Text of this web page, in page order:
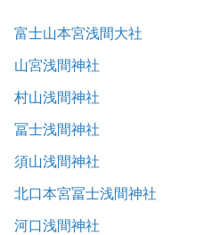
富士山本宮浅間大社
山宮浅間神社
村山浅間神社
冨士浅間神社
須山浅間神社
北口本宮冨士浅間神社
河口浅間神社